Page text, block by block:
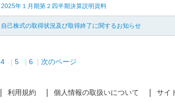
2025年１月期第２四半期決算説明資料
自己株式の取得状況及び取得終了に関するお知らせ
4 5 6 次のページ
利用規約 個人情報の取扱いについて サイ